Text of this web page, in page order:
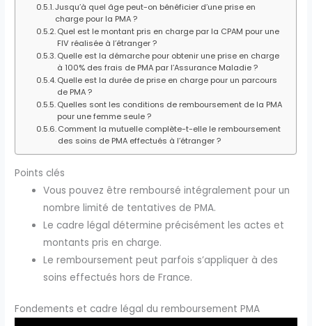
Jusqu’à quel âge peut-on bénéficier d’une prise en
charge pour la PMA ?
Quel est le montant pris en charge par la CPAM pour une
FIV réalisée à l’étranger ?
Quelle est la démarche pour obtenir une prise en charge
à 100% des frais de PMA par l’Assurance Maladie ?
Quelle est la durée de prise en charge pour un parcours
de PMA ?
Quelles sont les conditions de remboursement de la PMA
pour une femme seule ?
Comment la mutuelle complète-t-elle le remboursement
des soins de PMA effectués à l’étranger ?
Points clés
Vous pouvez être remboursé intégralement pour un
nombre limité de tentatives de PMA.
Le cadre légal détermine précisément les actes et
montants pris en charge.
Le remboursement peut parfois s’appliquer à des
soins effectués hors de France.
Fondements et cadre légal du remboursement PMA